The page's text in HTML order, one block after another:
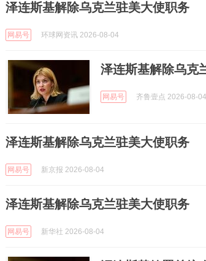
泽连斯基解除乌克兰驻美大使职务
网易号 环球网资讯 2026-08-04
泽连斯基解除乌克
网易号 齐鲁壹点 2026-08-04
泽连斯基解除乌克兰驻美大使职务
网易号 新京报 2026-08-04
泽连斯基解除乌克兰驻美大使职务
网易号 新华社 2026-08-04